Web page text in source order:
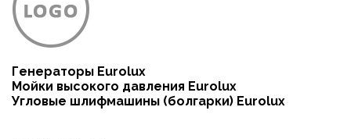
Генераторы Eurolux
Мойки высокого давления Eurolux
Угловые шлифмашины (болгарки) Eurolux